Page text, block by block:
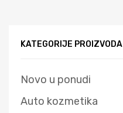
KATEGORIJE PROIZVODA
Novo u ponudi
Auto kozmetika